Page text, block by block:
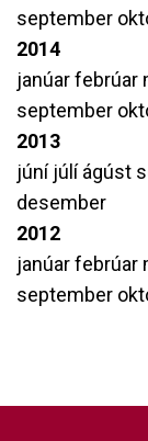
september
2014
janúarfebrúar
september
2013
júní júlíágúst
desember
2012
janúarfebrúar
september